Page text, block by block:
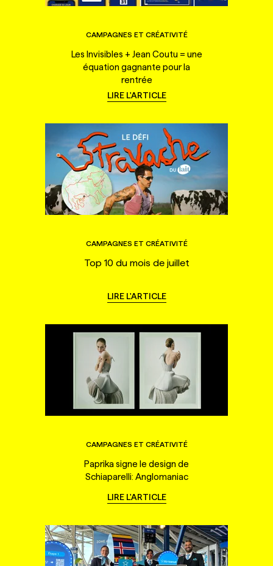
CAMPAGNES ET CRÉATIVITÉ
Les Invisibles + Jean Coutu = une
équation gagnante pour la
rentrée
LIRE L'ARTICLE
CAMPAGNES ET CRÉATIVITÉ
Top 10 du mois de juillet
LIRE L'ARTICLE
CAMPAGNES ET CRÉATIVITÉ
Paprika signe le design de
Schiaparelli: Anglomaniac
LIRE L'ARTICLE